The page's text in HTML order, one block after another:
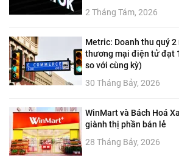
2 Tháng Tám, 2026
Metric: Doanh thu quý 2
thương mại điện tử đạt
so với cùng kỳ)
30 Tháng Bảy, 2026
WinMart và Bách Hoá
giành thị phần bán lẻ
28 Tháng Bảy, 2026